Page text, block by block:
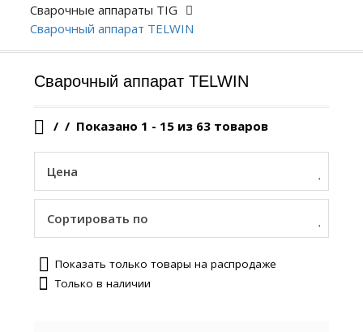
Сварочные аппараты TIG
Сварочный аппарат TELWIN
Сварочный аппарат TELWIN
/ Показано 1 - 15 из 63 товаров
Цена
Сортировать по
Показать только товары на распродаже
Только в наличии